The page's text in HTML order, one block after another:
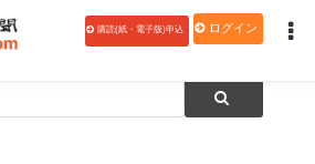
購読(紙・電子版)申込 ログイン